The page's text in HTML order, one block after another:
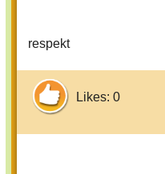
respekt
Likes: 0